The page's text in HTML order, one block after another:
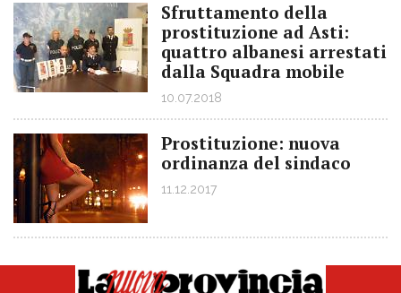
Sfruttamento della
prostituzione ad Asti:
quattro albanesi arrestati
dalla Squadra mobile
10.07.2018
Prostituzione: nuova
ordinanza del sindaco
11.12.2017